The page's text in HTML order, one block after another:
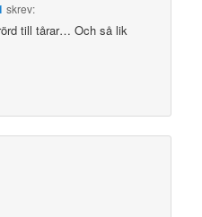
skrev:
till tårar… Och så lik